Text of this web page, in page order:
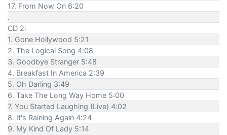
17. From Now On 6:20
.
CD 2:
1. Gone Hollywood 5:21
2. The Logical Song 4:08
3. Goodbye Stranger 5:48
4. Breakfast In America 2:39
5. Oh Darling 3:49
6. Take The Long Way Home 5:00
7. You Started Laughing (Live) 4:02
8. It's Raining Again 4:24
9. My Kind Of Lady 5:14